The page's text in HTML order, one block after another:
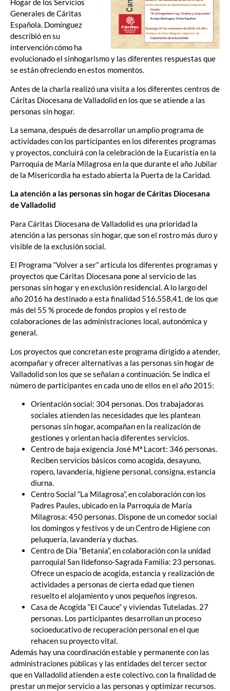
Hogar de los Servicios
Generales de Cáritas
Española. Domínguez
describió en su
intervención cómo ha
evolucionado el sinhogarismo y las diferentes respuestas que
se están ofreciendo en estos momentos.
Antes de la charla realizó una visita a los diferentes centros de
Cáritas Diocesana de Valladolid en los que se atiende a las
personas sin hogar.
La semana, después de desarrollar un amplio programa de
actividades con los participantes en los diferentes programas
y proyectos, concluirá con la celebración de la Eucaristía en la
Parroquia de María Milagrosa en la que durante el año Jubilar
de la Misericordia ha estado abierta la Puerta de la Caridad.
La atención a las personas sin hogar de Cáritas Diocesana
de Valladolid
Para Cáritas Diocesana de Valladolid es una prioridad la
atención a las personas sin hogar, que son el rostro más duro y
visible de la exclusión social.
El Programa “Volver a ser” articula los diferentes programas y
proyectos que Cáritas Diocesana pone al servicio de las
personas sin hogar y en exclusión residencial. A lo largo del
año 2016 ha destinado a esta finalidad 516.558,41, de los que
más del 55 % procede de fondos propios y el resto de
colaboraciones de las administraciones local, autonómica y
general.
Los proyectos que concretan este programa dirigido a atender,
acompañar y ofrecer alternativas a las personas sin hogar de
Valladolid son los que se señalan a continuación. Se indica el
número de participantes en cada uno de ellos en el año 2015:
Orientación social: 304 personas. Dos trabajadoras
sociales atienden las necesidades que les plantean
personas sin hogar, acompañan en la realización de
gestiones y orientan hacia diferentes servicios.
Centro de baja exigencia José Mª Lacort: 346 personas.
Reciben servicios básicos como acogida, desayuno,
ropero, lavandería, higiene personal, consigna, estancia
diurna.
Centro Social “La Milagrosa”, en colaboración con los
Padres Paules, ubicado en la Parroquia de María
Milagrosa: 450 personas. Dispone de un comedor social
los domingos y festivos y de un Centro de Higiene con
peluquería, lavandería y duchas.
Centro de Día “Betania”, en colaboración con la unidad
parroquial San Ildefonso-Sagrada Familia: 23 personas.
Ofrece un espacio de acogida, estancia y realización de
actividades a personas de cierta edad que tienen
resuelto el alojamiento y unos pequeños ingresos.
Casa de Acogida “El Cauce” y viviendas Tuteladas. 27
personas. Los participantes desarrollan un proceso
socioeducativo de recuperación personal en el que
rehacen su proyecto vital.
Además hay una coordinación estable y permanente con las
administraciones públicas y las entidades del tercer sector
que en Valladolid atienden a este colectivo, con la finalidad de
prestar un mejor servicio a las personas y optimizar recursos.